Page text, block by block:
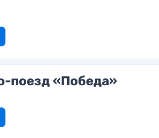
поезд «Победа»